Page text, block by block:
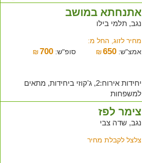
אתנחתא במושב
נגב, תלמי בילו
מחיר לזוג, החל מ:
אמצ"ש:
₪650 סופ"ש: ₪ 700
יחידות אירוח:2, ג'קוזי ביחידות, מתאים
למשפחות
צימר לפז
נגב, שדה צבי
צלצל לקבלת מחיר